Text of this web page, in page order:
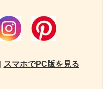
スマホでPC版を見る